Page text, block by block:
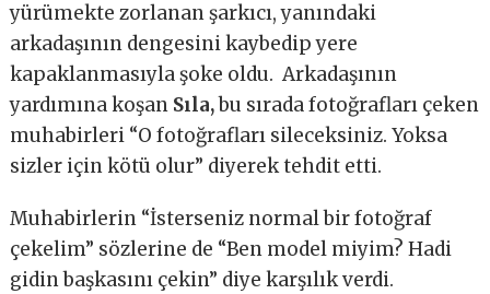
yürümekte zorlanan şarkıcı, yanındaki
arkadaşının dengesini kaybedip yere
kapaklanmasıyla şoke oldu. Arkadaşının
yardımına koşan Sıla,bu sırada fotoğrafları çeken
muhabirleri “O fotoğrafları sileceksiniz. Yoksa
sizler için kötü olur” diyerek tehdit etti.
Muhabirlerin “İsterseniz normal bir fotoğraf
çekelim” sözlerine de “Ben model miyim? Hadi
gidin başkasını çekin” diye karşılık verdi.